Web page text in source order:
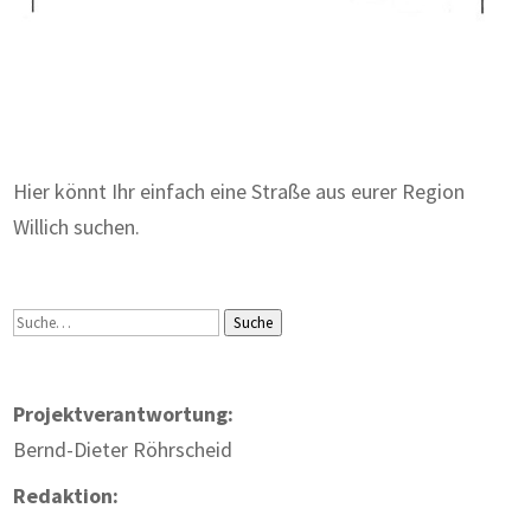
Hier könnt Ihr einfach eine Straße aus eurer Region
Willich suchen.
Suche Suche
Projektverantwortung:
Bernd-Dieter Röhrscheid
Redaktion: